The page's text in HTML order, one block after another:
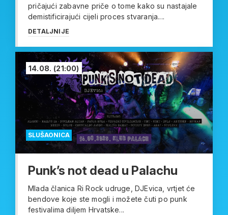
pričajući zabavne priče o tome kako su nastajale
demistificirajući cijeli proces stvaranja....
DETALJNIJE
SLUŠAONICA
14.08. (21:00)
Punk’s not dead u Palachu
Mlada članica Ri Rock udruge, DJEvica, vrtjet će
bendove koje ste mogli i možete čuti po punk
festivalima diljem Hrvatske...